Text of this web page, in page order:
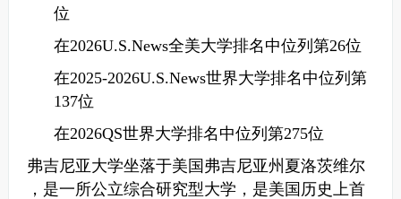
位
在2026U.S.News全美大学排名中位列第26位
在2025-2026U.S.News世界大学排名中位列第
137位
在2026QS世界大学排名中位列第275位
弗吉尼亚大学坐落于美国弗吉尼亚州夏洛茨维尔
，是一所公立综合研究型大学，是美国历史上首